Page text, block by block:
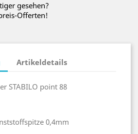
gesehen?
Offerten!
Artikeldetails
STABILO point 88
0,4mm